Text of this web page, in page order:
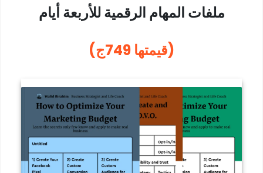
ملفات المهام الرقمية للأربعة أيام
(قيمتها 749ج)